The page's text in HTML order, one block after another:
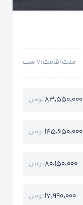
مدت اقامت:7 شب
83,550,000تومان
145,650,000تومان
80,150,000تومان
17,990,000تومان